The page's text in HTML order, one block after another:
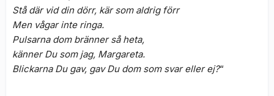
Stå där vid din dörr, kär som aldrig förr
Men vågar inte ringa.
Pulsarna dom bränner så heta,
känner Du som jag, Margareta.
Blickarna Du gav, gav Du dom som svar eller ej?“